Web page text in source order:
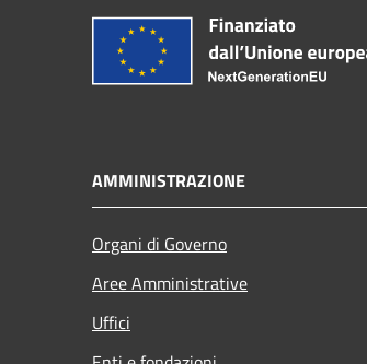
AMMINISTRAZIONE
Organi di Governo
Aree Amministrative
Uffici